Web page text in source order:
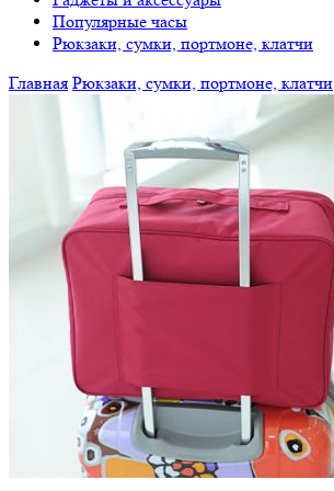
Популярные часы
Рюкзаки, сумки, портмоне, клатчи
Главная Рюкзаки, сумки, портмоне, клатчи